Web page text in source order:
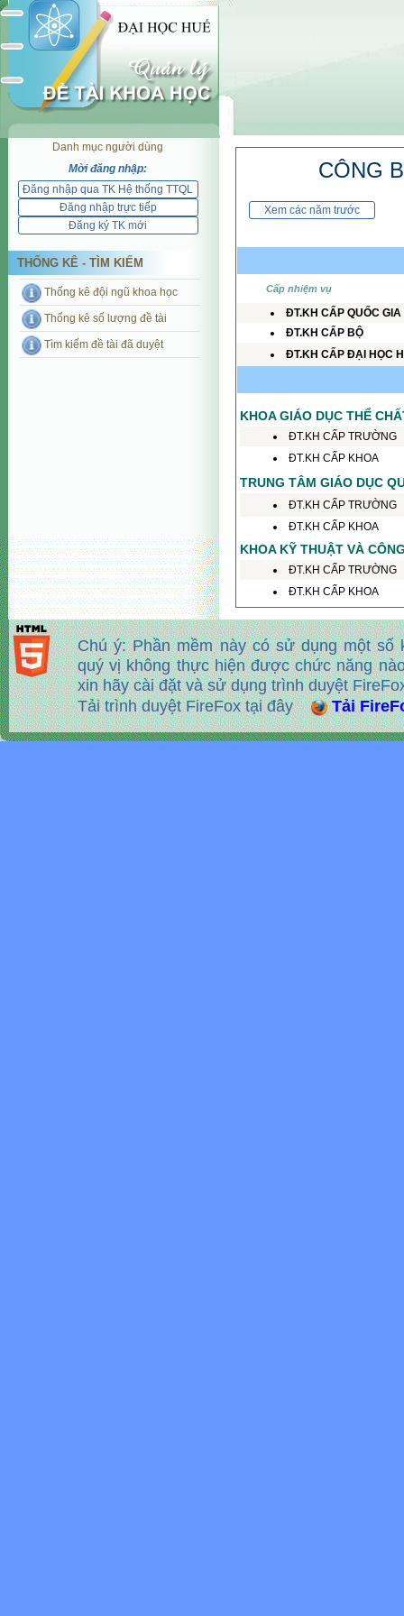
Danh mục người dùng
Mời đăng nhập:
THỐNG KÊ - TÌM KIẾM
Thống kê đội ngũ khoa học
Thống kê số lượng đề tài
Tìm kiếm đề tài đã duyệt
Chú ý: Phần mềm này có sử dụng một số
quý vị không thực hiện được chức năng
xin hãy cài đặt và sử dụng trình duyệt
Tải trình duyệt FireFox tại đây
Tải